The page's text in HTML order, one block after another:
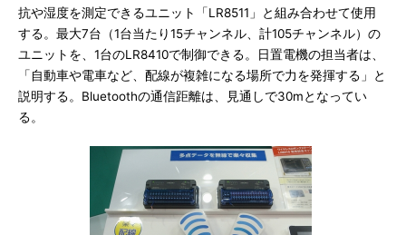
抗や湿度を測定できるユニット「LR8511」と組み合わせて使用
する。最大7台（1台当たり15チャンネル、計105チャンネル）の
ユニットを、1台のLR8410で制御できる。日置電機の担当者は、
「自動車や電車など、配線が複雑になる場所で力を発揮する」と
説明する。Bluetoothの通信距離は、見通しで30mとなってい
る。